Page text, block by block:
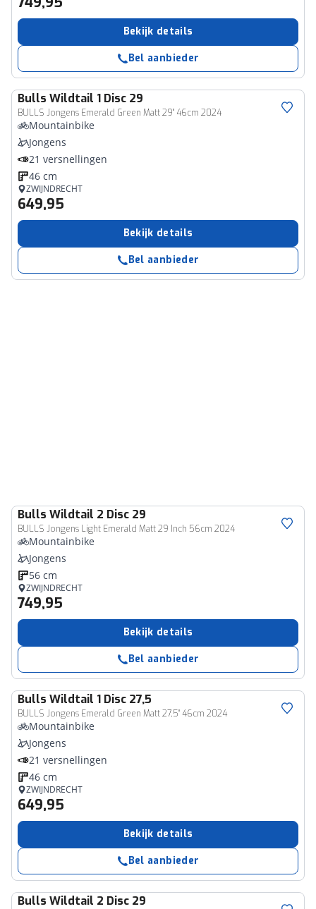
Bekijk details
Bel aanbieder
Bulls Wildtail 1 Disc 29
BULLS Jongens Emerald Green Matt 29" 46cm 2024
Mountainbike
Jongens
21 versnellingen
46 cm
ZWIJNDRECHT
649,95
Bekijk details
Bel aanbieder
Bulls Wildtail 2 Disc 29
BULLS Jongens Light Emerald Matt 29 Inch 56cm 2024
Mountainbike
Jongens
56 cm
ZWIJNDRECHT
749,95
Bekijk details
Bel aanbieder
Bulls Wildtail 1 Disc 27,5
BULLS Jongens Emerald Green Matt 27,5" 46cm 2024
Mountainbike
Jongens
21 versnellingen
46 cm
ZWIJNDRECHT
649,95
Bekijk details
Bel aanbieder
Bulls Wildtail 2 Disc 29